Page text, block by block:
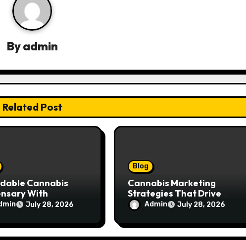
Byadmin
Related Post
Cannabis
With
Customer
July 28, 2026
Blog
Cannabis Marketing
Strategies That Drive
Brand Growth and
Customer Trust
Admin July 28, 2026